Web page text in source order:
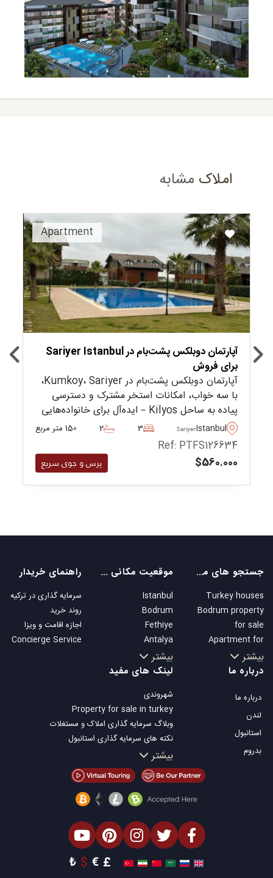
املاک مشابه
Apartment
Recommended
آپارتمان دوبلکس پشت‌بام در Sariyer Istanbul
برای فروش
آپارتمان دوبلکس پشت‌بام در Kumkoy، Sariyer،
با سه خواب، امکانات استخر مشترک و دسترسی
پیاده به ساحل Kilyos – ایده‌آل برای خانواده‌هایی
که به دنبال زندگی ساحلی چهار فصل در مجموعه‌ای
امن نزدیک مدارس هستند.
Istanbul
Sariyer
3
2 150 متر مربع
Ref: PTFS126634
$560.000 پرس و جوی سریع
جستجو های محبوب
Turkey houses
Bodrum property
for sale
Apartment for
sale in Istanbul
Istanbul Villas
Apartment for
sale in Antalya
Antalya homes
بیشتر
موقعیت مکانی های محبوب
Istanbul
Bodrum
Fethiye
Antalya
Kalkan
Alanya
Bursa
Gocek
Side
Kemer
Dalyan
Izmir
Belek
بیشتر
راهنمای خریدار
سرمایه گذاری در ترکیه
روند خرید
اجازه اقامت و ویزا
Concierge Service
درباره ما
درباره ما
لندن
استانبول
بدروم
لینک های مفید
شهروندی
Property for sale in turkey
وبلاگ سرمایه گذاری املاک و مستغلات
نکته های سرمایه گذاری استانبول
تلویزیون Property Turkey
املاک مناسب سرمایه گذاری استانبول
فروش ملک شما
املاک توافقی
املاک لوکس
املاک مناسب سرمایه گذاری
بیشتر
£
€
$
₺